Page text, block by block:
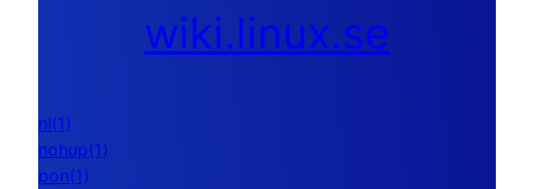
wiki.linux.se
nl(1)
nohup(1)
pon(1)